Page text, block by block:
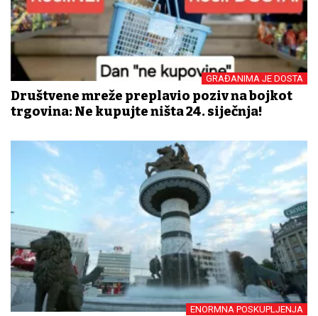
GRAĐANIMA JE DOSTA
Društvene mreže preplavio poziv na bojkot
trgovina: Ne kupujte ništa 24. siječnja!
ENORMNA POSKUPLJENJA